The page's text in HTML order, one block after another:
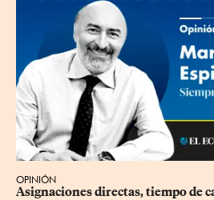
OPINIÓN
Asignaciones directas, tiempo de